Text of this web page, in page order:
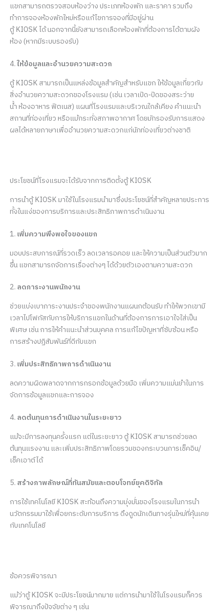
แขกสามารถตรวจสอบห้องว่าง ประเภทห้องพัก และราคา รวมถึง
ทำการจองห้องพักใหม่หรือแก้ไขการจองที่มีอยู่ผ่าน
ตู้ KIOSK ได้ นอกจากนี้ยังสามารถเลือกห้องพักที่ต้องการได้ตามผัง
ห้อง (หากมีระบบรองรับ)
4.ให้ข้อมูลและอำนวยความสะดวก
ตู้ KIOSK สามารถเป็นแหล่งข้อมูลสำคัญสำหรับแขก ให้ข้อมูลเกี่ยวกับ
สิ่งอำนวยความสะดวกของโรงแรม (เช่น เวลาเปิด-ปิดของสระว่าย
น้ำ ห้องอาหาร ฟิตเนส) แผนที่โรงแรมและบริเวณใกล้เคียง คำแนะนำ
สถานที่ท่องเที่ยว หรือแม้กระทั่งสภาพอากาศ โดยมักรองรับการแสดง
ผลได้หลายภาษาเพื่ออำนวยความสะดวกแก่นักท่องเที่ยวต่างชาติ
ประโยชน์ที่โรงแรมจะได้รับจากการติดตั้งตู้ KIOSK
การนำตู้ KIOSK มาใช้ในโรงแรมนำมาซึ่งประโยชน์ที่สำคัญหลายประการ
ทั้งในแง่ของการบริการและประสิทธิภาพการดำเนินงาน
1. เพิ่มความพึงพอใจของแขก
มอบประสบการณ์ที่รวดเร็ว ลดเวลารอคอย และให้ความเป็นส่วนตัวมาก
ขึ้น แขกสามารถจัดการเรื่องต่างๆ ได้ด้วยตัวเองตามความสะดวก
2. ลดภาระงานพนักงาน
ช่วยแบ่งเบาภาระงานประจำของพนักงานแผนกต้อนรับ ทำให้พวกเขามี
เวลาไปโฟกัสกับการให้บริการแขกในด้านที่ต้องการการเอาใจใส่เป็น
พิเศษ เช่น การให้คำแนะนำส่วนบุคคล การแก้ไขปัญหาที่ซับซ้อน หรือ
การสร้างปฏิสัมพันธ์ที่ดีกับแขก
3. เพิ่มประสิทธิภาพการดำเนินงาน
ลดความผิดพลาดจากการกรอกข้อมูลด้วยมือ เพิ่มความแม่นยำในการ
จัดการข้อมูลแขกและการจอง
4. ลดต้นทุนการดำเนินงานในระยะยาว
แม้จะมีการลงทุนครั้งแรก แต่ในระยะยาว ตู้ KIOSK สามารถช่วยลด
ต้นทุนแรงงาน และเพิ่มประสิทธิภาพโดยรวมของกระบวนการเช็คอิน/
เช็คเอาต์ได้
5. สร้างภาพลักษณ์ที่ทันสมัยและตอบโจทย์ยุคดิจิทัล
การใช้เทคโนโลยี KIOSK สะท้อนถึงความมุ่งมั่นของโรงแรมในการนำ
นวัตกรรมมาใช้เพื่อยกระดับการบริการ ดึงดูดนักเดินทางรุ่นใหม่ที่คุ้นเคย
กับเทคโนโลยี
ข้อควรพิจารณา
แม้ว่าตู้ KIOSK จะมีประโยชน์มากมาย แต่การนำมาใช้ในโรงแรมก็ควร
พิจารณาถึงปัจจัยต่าง ๆ เช่น